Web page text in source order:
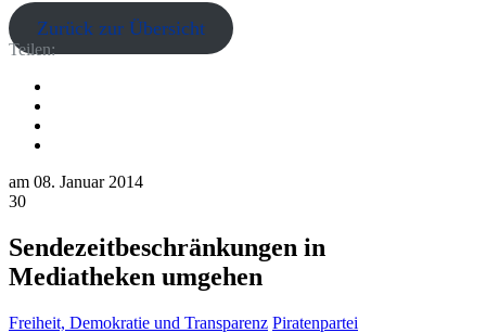
Zurück zur Übersicht
Teilen:
am 08. Januar 2014
30
Sendezeitbeschränkungen in
Mediatheken umgehen
Freiheit, Demokratie und Transparenz Piratenpartei